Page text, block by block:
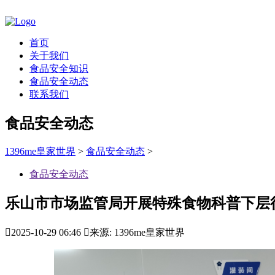
首页
关于我们
食品安全知识
食品安全动态
联系我们
食品安全动态
1396me皇家世界 > 食品安全动态 >
食品安全动态
乐山市市场监管局开展特殊食物科普下层
2025-10-29 06:46 来源: 1396me皇家世界